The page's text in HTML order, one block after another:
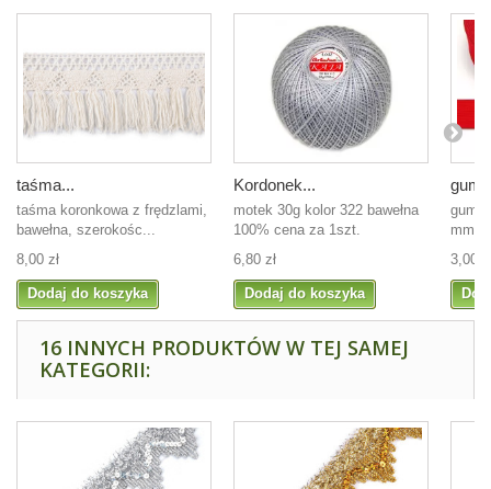
taśma...
taśma koronkowa z frędzlami,
bawełna, szerokośc...
8,00 zł
Dodaj do koszyka
Kordonek...
motek 30g kolor 322 bawełna
100% cena za 1szt.
6,80 zł
Dodaj do koszyka
guma
mm,
3,00
16 INNYCH PRODUKTÓW W TEJ SAMEJ
KATEGORII: